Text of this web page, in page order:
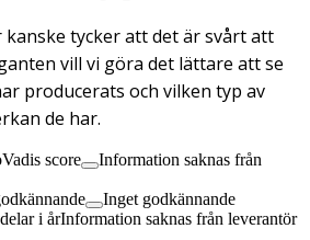
tycker att det är svårt att
vill vi göra det lättare att se
producerats och vilken typ av
de har.
score
Information saknas från
Inget godkännande
i årInformation saknas från leverantör